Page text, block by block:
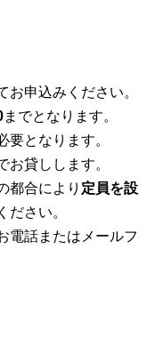
お申込みください。
までとなります。
要となります。
貸しします。
都合により 定員を設
ださい。
電話またはメールフ